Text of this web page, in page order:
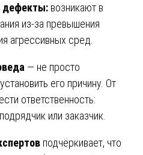
дефекты: возникают в
из-за превышения
агрессивных сред.
— не просто
его причину. От
ответственность:
или заказчик.
подчёркивает, что